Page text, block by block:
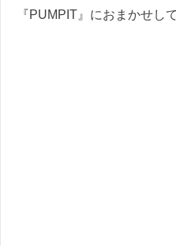
『PUMPIT』におまかせし